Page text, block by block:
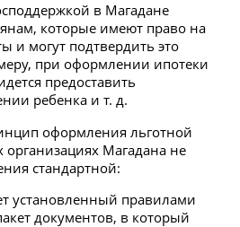
в Магадане
которые имеют право на
и могут подтвердить это
при оформлении ипотеки
предоставить
ребенка и т. д.
оформления льготной
Магадана не
стандартной:
установленный правилами
документов, в который